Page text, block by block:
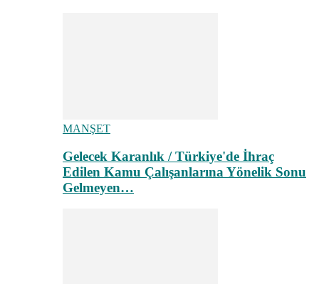
MANŞET
Gelecek Karanlık / Türkiye'de İhraç
Edilen Kamu Çalışanlarına Yönelik Sonu
Gelmeyen…